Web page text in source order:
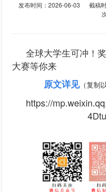
发布时间：2026-06-03 截稿
全球大学生可冲！
大赛等你来
原文详见 （复制
https://